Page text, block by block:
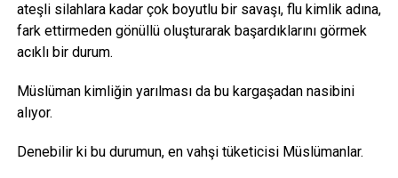
ateşli silahlara kadar çok boyutlu bir savaşı, flu kimlik adına,
fark ettirmeden gönüllü oluşturarak başardıklarını görmek
acıklı bir durum.
Müslüman kimliğin yarılması da bu kargaşadan nasibini
alıyor.
Denebilir ki bu durumun, en vahşi tüketicisi Müslümanlar.